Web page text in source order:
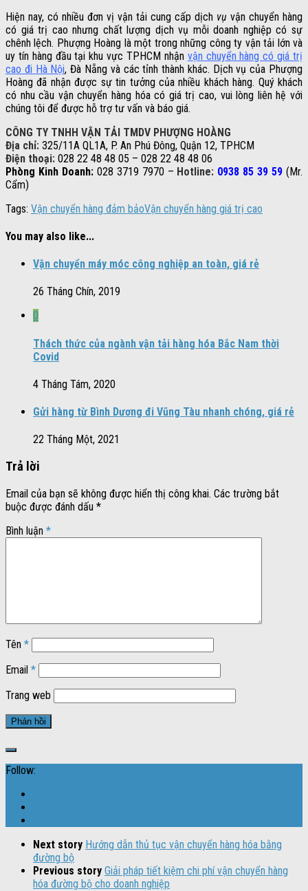
Hiện nay, có nhiều đơn vị vận tải cung cấp dịch vụ vận chuyển hàng
có giá trị cao nhưng chất lượng dịch vụ mỗi doanh nghiệp có sự
chênh lệch. Phượng Hoàng là một trong những công ty vận tải lớn và
uy tín hàng đầu tại khu vực TPHCM nhận vận chuyển hàng có giá trị
cao đi Hà Nội, Đà Nẵng và các tỉnh thành khác. Dịch vụ của Phượng
Hoàng đã nhận được sự tin tưởng của nhiều khách hàng. Quý khách
có nhu cầu vận chuyển hàng hóa có giá trị cao, vui lòng liên hệ với
chúng tôi để được hỗ trợ tư vấn và báo giá.
CÔNG TY TNHH VẬN TẢI TMDV PHƯỢNG HOÀNG
Địa chỉ: 325/11A QL1A, P. An Phú Đông, Quận 12, TPHCM
Điện thoại: 028 22 48 48 05 – 028 22 48 48 06
Phòng Kinh Doanh:028 3719 7970 – Hotline: 0938 85 39 59 (Mr.
Cẩm)
Tags: Vận chuyển hàng đảm bảoVận chuyển hàng giá trị cao
You may also like...
Vận chuyển máy móc công nghiệp an toàn, giá rẻ
26 Tháng Chín, 2019
0
Thách thức của ngành vận tải hàng hóa Bắc Nam thời
Covid
4 Tháng Tám, 2020
Gửi hàng từ Bình Dương đi Vũng Tàu nhanh chóng, giá rẻ
22 Tháng Một, 2021
Trả lời
Email của bạn sẽ không được hiển thị công khai. Các trường bắt
buộc được đánh dấu *
Bình luận *
Tên *
Email *
Trang web
Follow:
Next story Hướng dẫn thủ tục vận chuyển hàng hóa bằng
đường bộ
Previous story Giải pháp tiết kiệm chi phí vận chuyển hàng
hóa đường bộ cho doanh nghiệp